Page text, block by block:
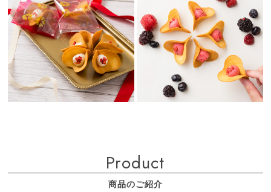
Product
商品のご紹介